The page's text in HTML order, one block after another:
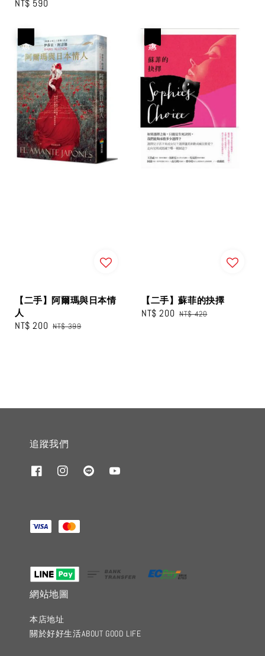
Regular
NT$ 590
【二手】阿爾瑪與日本情
人
Sale
NT$ 200 Regular
NT$ 399
【二手】蘇菲的抉擇
Sale
NT$ 200 Regular
NT$ 420
追蹤我們
網站地圖
本店地址
關於好好生活ABOUT GOOD LIFE